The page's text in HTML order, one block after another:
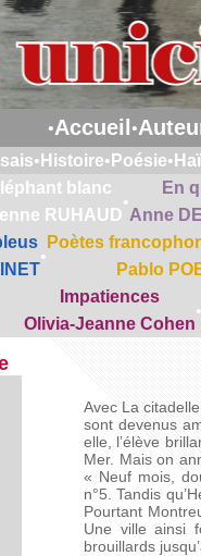
•Accueil •
• Histoire• Poésie•
blanc
RUHAUD
•
En
Anne
•
Poètes
Pablo
Impatiences
Olivia-Jeanne Cohen
•
Avec La
sont devenus
elle, l’élève
Mer. Mais on
« Neuf mois,
n°5. Tandis
Pourtant
Une ville ainsi
brouillards